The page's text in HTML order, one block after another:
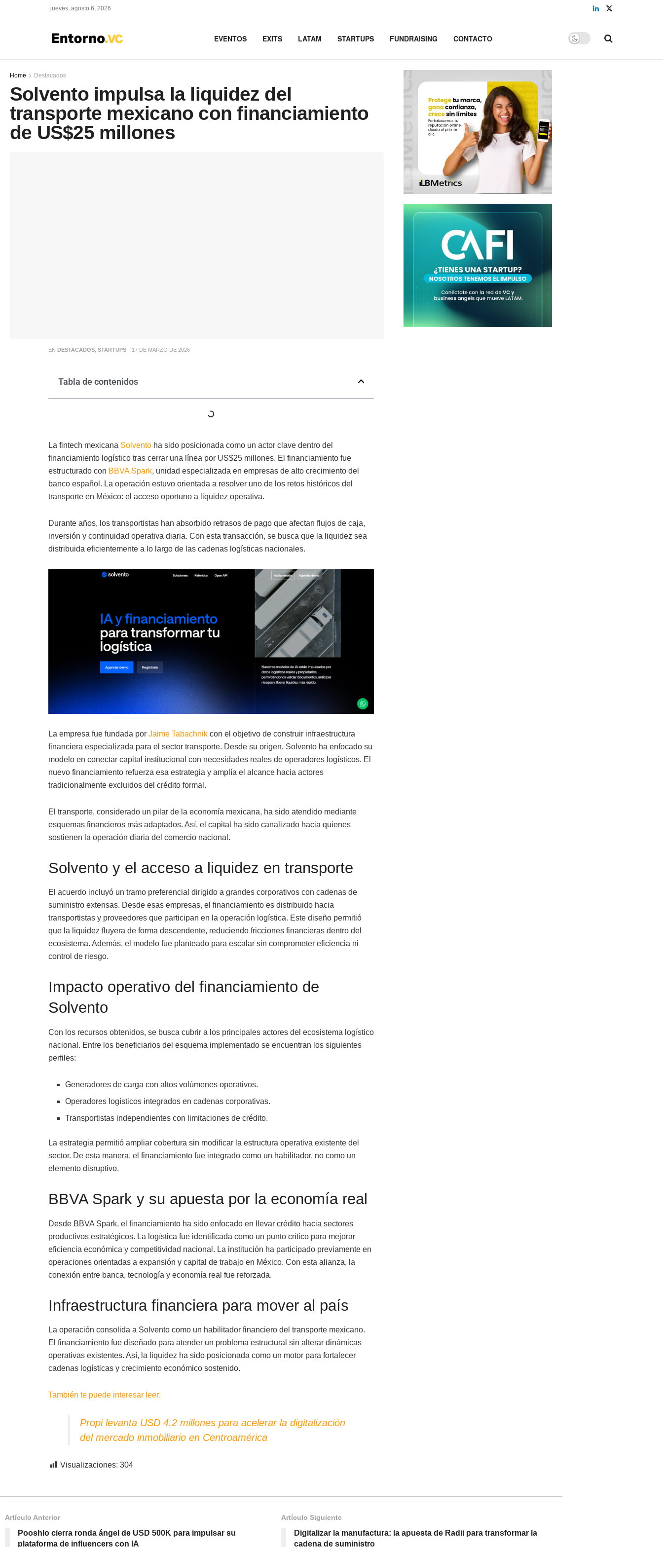
jueves, agosto 6, 2026
EVENTOS EXITS LATAM STARTUPS FUNDRAISING CONTACTO
Home Destacados
Solvento impulsa la liquidez del
transporte mexicano con financiamiento
de US$25 millones
EN DESTACADOS, STARTUPS 17 DE MARZO DE 2026
Tabla de contenidos
La fintech mexicana Solventoha sido posicionada como un actor clave dentro del
financiamiento logístico tras cerrar una línea por US$25 millones. El financiamiento fue
estructurado con BBVA Spark, unidad especializada en empresas de alto crecimiento del
banco español. La operación estuvo orientada a resolver uno de los retos históricos del
transporte en México: el acceso oportuno a liquidez operativa.
Durante años, los transportistas han absorbido retrasos de pago que afectan flujos de caja,
inversión y continuidad operativa diaria. Con esta transacción, se busca que la liquidez sea
distribuida eficientemente a lo largo de las cadenas logísticas nacionales.
La empresa fue fundada por Jaime Tabachnikcon el objetivo de construir infraestructura
financiera especializada para el sector transporte. Desde su origen, Solvento ha enfocado su
modelo en conectar capital institucional con necesidades reales de operadores logísticos. El
nuevo financiamiento refuerza esa estrategia y amplía el alcance hacia actores
tradicionalmente excluidos del crédito formal.
El transporte, considerado un pilar de la economía mexicana, ha sido atendido mediante
esquemas financieros más adaptados. Así, el capital ha sido canalizado hacia quienes
sostienen la operación diaria del comercio nacional.
Solvento y el acceso a liquidez en transporte
El acuerdo incluyó un tramo preferencial dirigido a grandes corporativos con cadenas de
suministro extensas. Desde esas empresas, el financiamiento es distribuido hacia
transportistas y proveedores que participan en la operación logística. Este diseño permitió
que la liquidez fluyera de forma descendente, reduciendo fricciones financieras dentro del
ecosistema. Además, el modelo fue planteado para escalar sin comprometer eficiencia ni
control de riesgo.
Impacto operativo del financiamiento de
Solvento
Con los recursos obtenidos, se busca cubrir a los principales actores del ecosistema logístico
nacional. Entre los beneficiarios del esquema implementado se encuentran los siguientes
perfiles:
Generadores de carga con altos volúmenes operativos.
Operadores logísticos integrados en cadenas corporativas.
Transportistas independientes con limitaciones de crédito.
La estrategia permitió ampliar cobertura sin modificar la estructura operativa existente del
sector. De esta manera, el financiamiento fue integrado como un habilitador, no como un
elemento disruptivo.
BBVA Spark y su apuesta por la economía real
Desde BBVA Spark, el financiamiento ha sido enfocado en llevar crédito hacia sectores
productivos estratégicos. La logística fue identificada como un punto crítico para mejorar
eficiencia económica y competitividad nacional. La institución ha participado previamente en
operaciones orientadas a expansión y capital de trabajo en México. Con esta alianza, la
conexión entre banca, tecnología y economía real fue reforzada.
Infraestructura financiera para mover al país
La operación consolida a Solvento como un habilitador financiero del transporte mexicano.
El financiamiento fue diseñado para atender un problema estructural sin alterar dinámicas
operativas existentes. Así, la liquidez ha sido posicionada como un motor para fortalecer
cadenas logísticas y crecimiento económico sostenido.
También te puede interesar leer:
Propi levanta USD 4.2 millones para acelerar la digitalización
del mercado inmobiliario en Centroamérica
Visualizaciones: 304
Artículo Anterior
Pooshlo cierra ronda ángel de USD 500K para impulsar su
plataforma de influencers con IA
Artículo Siguiente
Digitalizar la manufactura: la apuesta de Radii para transformar la
cadena de suministro